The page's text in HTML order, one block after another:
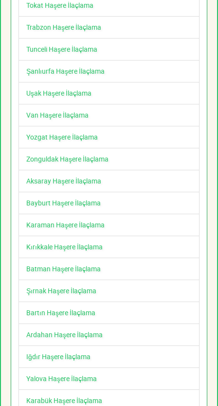
Tokat Haşere İlaçlama
Trabzon Haşere İlaçlama
Tunceli Haşere İlaçlama
Şanlıurfa Haşere İlaçlama
Uşak Haşere İlaçlama
Van Haşere İlaçlama
Yozgat Haşere İlaçlama
Zonguldak Haşere İlaçlama
Aksaray Haşere İlaçlama
Bayburt Haşere İlaçlama
Karaman Haşere İlaçlama
Kırıkkale Haşere İlaçlama
Batman Haşere İlaçlama
Şırnak Haşere İlaçlama
Bartın Haşere İlaçlama
Ardahan Haşere İlaçlama
Iğdır Haşere İlaçlama
Yalova Haşere İlaçlama
Karabük Haşere İlaçlama